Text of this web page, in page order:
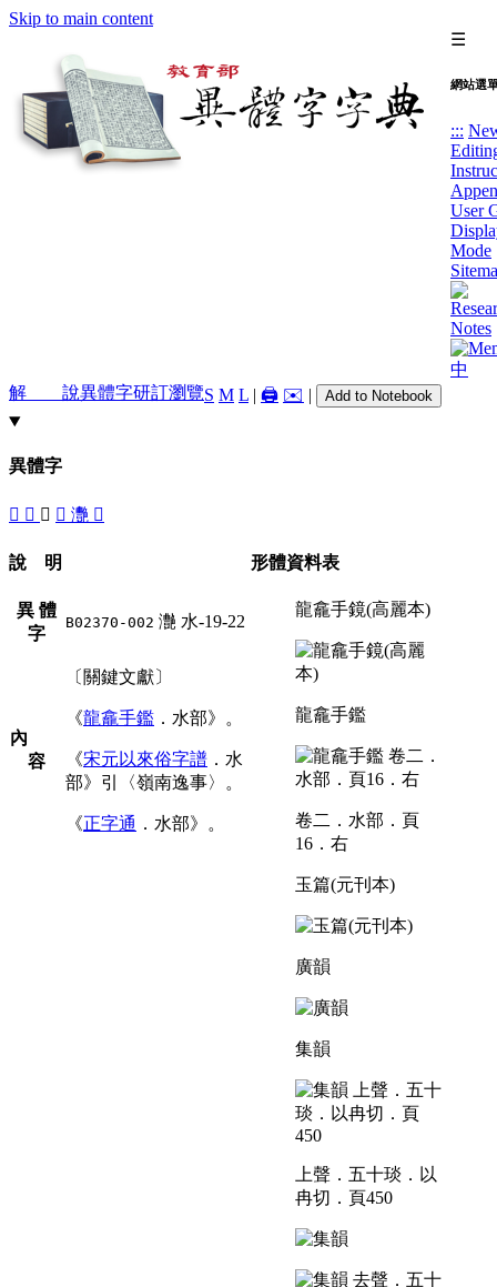
Skip to main content
☰
網站選
:::
User
Mode
中
解 說異體字研訂瀏覽S M L | 🖨️ ✉️ | Add to Notebook
異體字
󷼪 𤄝 灔 󷼩 灧 𤅿
說 明
異 體
字
B02370-002 灔 水-19-22
內
容
〔關鍵文獻〕
《龍龕手鑑 ．水部》。
《宋元以來俗字譜 ．水
部》引〈嶺南逸事〉。
《正字通 ．水部》。
形體資料表
龍龕手鏡(高麗本)
龍龕手鑑
卷二．水部．頁
16．右
玉篇(元刊本)
廣韻
集韻
上聲．五十琰．以
冉切．頁450